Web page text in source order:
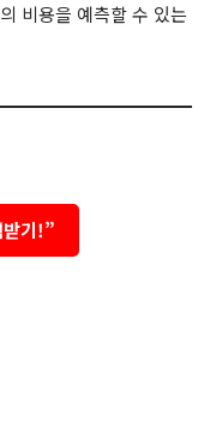
비용을 예측할 수 있는
받기!”